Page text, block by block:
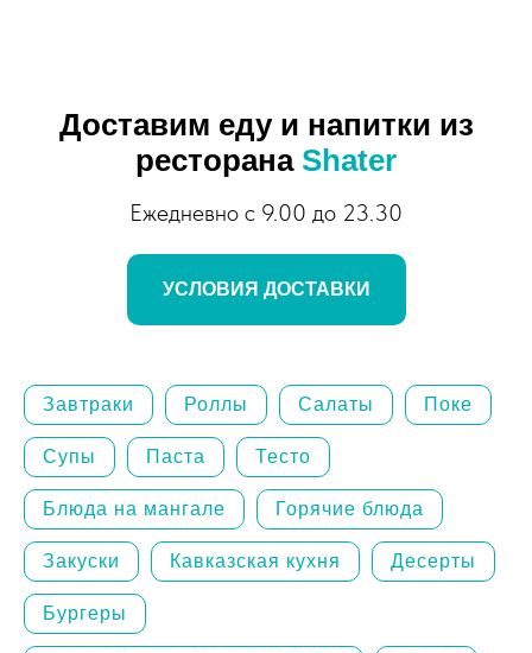
Доставим еду и напитки из
ресторана Shater
Ежедневно с 9.00 до 23.30
УСЛОВИЯ ДОСТАВКИ
Завтраки Роллы Салаты Поке
Супы Паста Тесто
Блюда на мангале Горячие блюда
Закуски Кавказская кухня Десерты
Бургеры